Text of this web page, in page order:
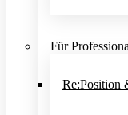
Für
Re:Position